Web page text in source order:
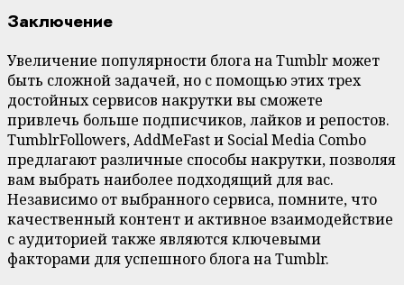
Заключение
Увеличение популярности блога на Tumblr может
быть сложной задачей, но с помощью этих трех
достойных сервисов накрутки вы сможете
привлечь больше подписчиков, лайков и репостов.
TumblrFollowers, AddMeFast и Social Media Combo
предлагают различные способы накрутки, позволяя
вам выбрать наиболее подходящий для вас.
Независимо от выбранного сервиса, помните, что
качественный контент и активное взаимодействие
с аудиторией также являются ключевыми
факторами для успешного блога на Tumblr.